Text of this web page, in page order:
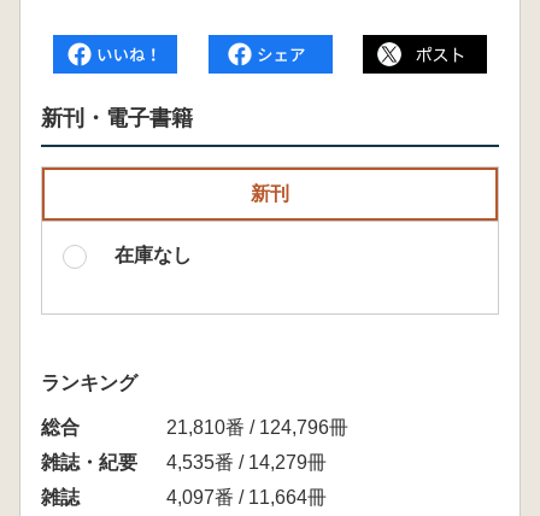
新刊・電子書籍
新刊
在庫なし
ランキング
総合
21,810番 / 124,796冊
雑誌・紀要
4,535番 / 14,279冊
雑誌
4,097番 / 11,664冊